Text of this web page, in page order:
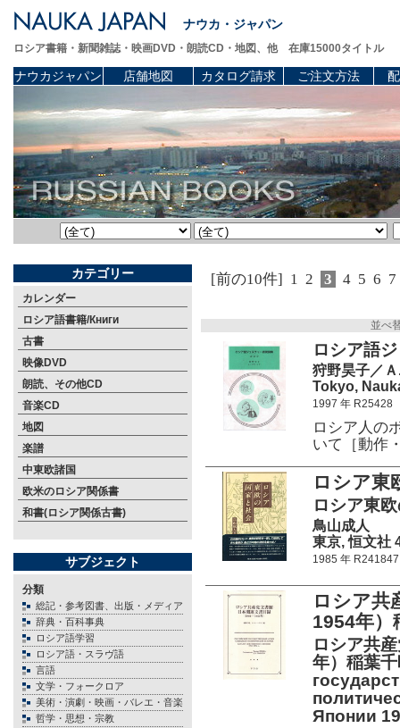
ナウカ・ジャパン
ロシア書籍・新聞雑誌・映画DVD・朗読CD・地図、他 在庫15000タイトル
ナウカジャパン 店舗地図 カタログ請求 ご注文方法
カテゴリー
カレンダー
ロシア語書籍/Книги
古書
映像DVD
朗読、その他CD
音楽CD
地図
楽譜
中東欧諸国
欧米のロシア関係書
和書(ロシア関係古書)
サブジェクト
分類
総記・参考図書、出版・メディア
辞典・百科事典
ロシア語学習
ロシア語・スラヴ語
言語
文学・フォークロア
美術・演劇・映画・バレエ・音楽
哲学・思想・宗教
[前の10件] 1 2 3 4 5 6 7
並べ
ロシア語
狩野昊子／
Tokyo,
1997 年 R25428
ロシア人の
いて［動作
ロシア東
ロシア東
鳥山成人
東京, 恒文社
1985 年 R241847
ロシア共
1954年）
ロシア共
年）稲葉
Японии